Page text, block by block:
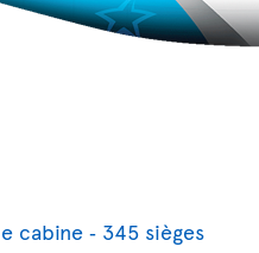
cabine ‐ 345 sièges